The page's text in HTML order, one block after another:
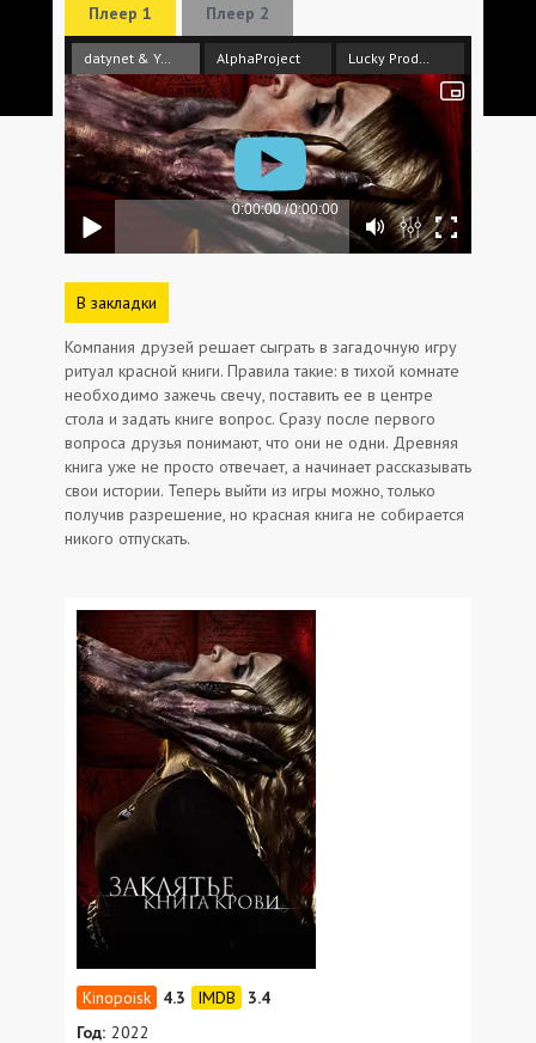
Плеер 1 Плеер 2
datynet & Yuka_chan AlphaProject
В закладки
Компания друзей решает сыграть в загадочную игру
ритуал красной книги. Правила такие: в тихой комнате
необходимо зажечь свечу, поставить ее в центре
стола и задать книге вопрос. Сразу после первого
вопроса друзья понимают, что они не одни. Древняя
книга уже не просто отвечает, а начинает рассказывать
свои истории. Теперь выйти из игры можно, только
получив разрешение, но красная книга не собирается
никого отпускать.
4.3
3.4
Год: 2022